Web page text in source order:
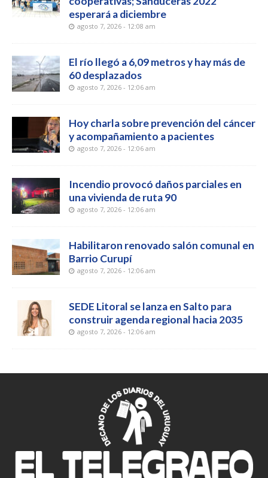
esperará a diciembre
agosto 7, 2026 - 12:08 am
El río llegó a 6,09 metros y hay más de
60 desplazados
agosto 7, 2026 - 12:06 am
Hoy charla sobre prevención del cáncer
y acompañamiento a pacientes
agosto 7, 2026 - 12:06 am
Incendio provocó daños parciales en
una vivienda de ruta 90
agosto 7, 2026 - 12:06 am
Habilitaron renovado salón comunal en
Barrio Curupí
agosto 7, 2026 - 12:06 am
SEDE Litoral se lanza en Salto para
construir agenda regional hacia 2035
agosto 7, 2026 - 12:06 am